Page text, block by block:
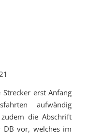
erst Anfang
aufwändig
die Abschrift
DB vor, welches im